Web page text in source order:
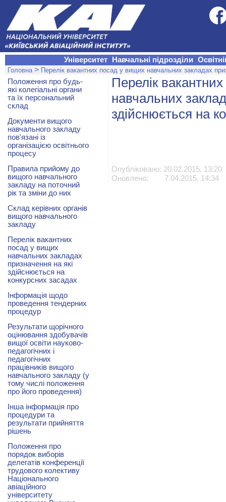
Університет Навчальні підрозділи
Головна > Перелік вакантних посад у вищих навчальних закладах
Перелік
навчальних
здійснюється на
Опубліковано: 20.02.2015, 13:20
Оновлено: 7.04.2015, 14:34
Положення про будь-
які колегіальні органи
та їх персональний
склад
Документи вищого
навчального закладу
пов'язані із
організацією освітнього
процесу
Правила прийому до
вищого навчального
закладу на поточний
рік та зміни до них
Склад керівних органів
вищого навчального
закладу
Перелік вакантних
посад у вищих
навчальних закладах
призначення на які
здійснюється на
конкурсних засадах
Інформація щодо
проведення тендерних
процедур
Результати щорічного
оцінювання здобувачів
вищої освіти науково-
педагогічних і
педагогічних
працівників вищого
навчального закладу (у
тому числі положення
про його проведення)
Інша інформація про
процедури та
результати прийняття
рішень
Положення про
порядок виборів
делегатів конференції
трудового колективу
Національного
авіаційного
університету